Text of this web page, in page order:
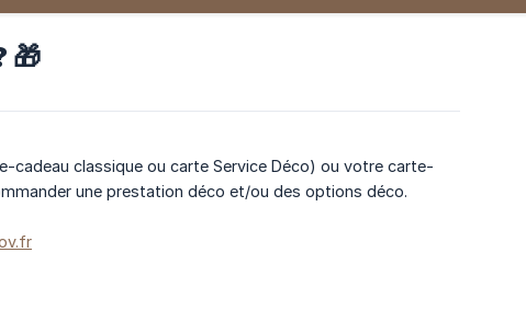
🎁
cadeau classique ou carte Service Déco) ou votre carte-
une prestation déco et/ou des options déco.